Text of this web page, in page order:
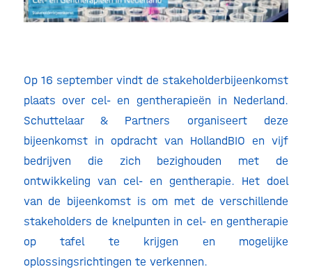
Op 16 september vindt de stakeholderbijeenkomst
plaats over cel- en gentherapieën in Nederland.
Schuttelaar & Partners organiseert deze
bijeenkomst in opdracht van HollandBIO en vijf
bedrijven die zich bezighouden met de
ontwikkeling van cel- en gentherapie. Het doel
van de bijeenkomst is om met de verschillende
stakeholders de knelpunten in cel- en gentherapie
op tafel te krijgen en mogelijke
oplossingsrichtingen te verkennen.